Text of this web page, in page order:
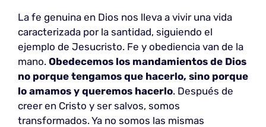
La fe genuina en Dios nos lleva a vivir una vida
caracterizada por la santidad, siguiendo el
ejemplo de Jesucristo. Fe y obediencia van de la
mano. Obedecemos los mandamientos de Dios
no porque tengamos que hacerlo, sino porque
lo amamos y queremos hacerlo. Después de
creer en Cristo y ser salvos, somos
transformados. Ya no somos las mismas